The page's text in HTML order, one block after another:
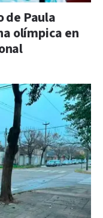
de Paula
olímpica en